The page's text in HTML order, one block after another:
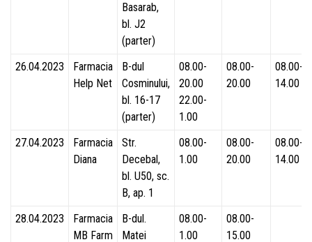
Basarab,
bl. J2
(parter)
26.04.2023
Farmacia
Help Net
B-dul
Cosminului,
bl. 16-17
(parter)
08.00-
20.00
22.00-
1.00
08.00-
20.00
08.00-
14.00
27.04.2023
Farmacia
Diana
Str.
Decebal,
bl. U50, sc.
B, ap. 1
08.00-
1.00
08.00-
20.00
08.00-
14.00
28.04.2023
Farmacia
MB Farm
B-dul.
Matei
08.00-
1.00
08.00-
15.00